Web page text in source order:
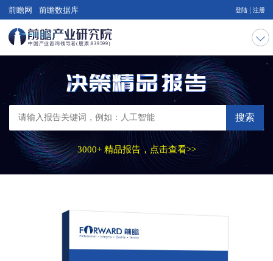
前瞻网 前瞻数据库 登陆 注册
搜索
3000+ 精品报告，点击查看>>